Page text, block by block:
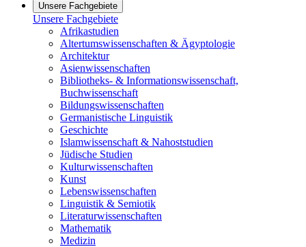
Unsere Fachgebiete
Unsere Fachgebiete
Afrikastudien
Altertumswissenschaften & Ägyptologie
Architektur
Asienwissenschaften
Bibliotheks- & Informationswissenschaft,
Buchwissenschaft
Bildungswissenschaften
Germanistische Linguistik
Geschichte
Islamwissenschaft & Nahoststudien
Jüdische Studien
Kulturwissenschaften
Kunst
Lebenswissenschaften
Linguistik & Semiotik
Literaturwissenschaften
Mathematik
Medizin